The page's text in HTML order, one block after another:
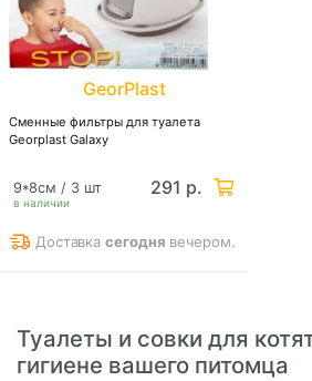
GeorPlast
Сменные фильтры для туалета
Georplast Galaxy
в наличии
9*8см / 3 шт 291 р.
Доставкасегодня вечером.
Туалеты и совки для
гигиене вашего питомца